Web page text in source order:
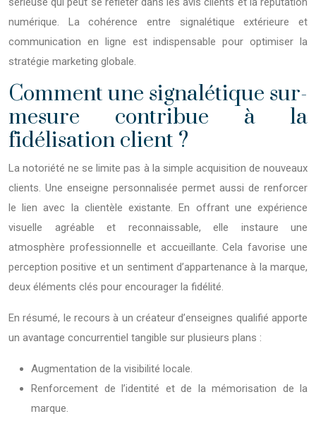
numérique. La cohérence entre signalétique extérieure et
communication en ligne est indispensable pour optimiser la
stratégie marketing globale.
Comment une signalétique sur-
mesure contribue à la
fidélisation client ?
La notoriété ne se limite pas à la simple acquisition de nouveaux
clients. Une enseigne personnalisée permet aussi de renforcer
le lien avec la clientèle existante. En offrant une expérience
visuelle agréable et reconnaissable, elle instaure une
atmosphère professionnelle et accueillante. Cela favorise une
perception positive et un sentiment d’appartenance à la marque,
deux éléments clés pour encourager la fidélité.
En résumé, le recours à un créateur d’enseignes qualifié apporte
un avantage concurrentiel tangible sur plusieurs plans :
Augmentation de la visibilité locale.
Renforcement de l’identité et de la mémorisation de la
marque.